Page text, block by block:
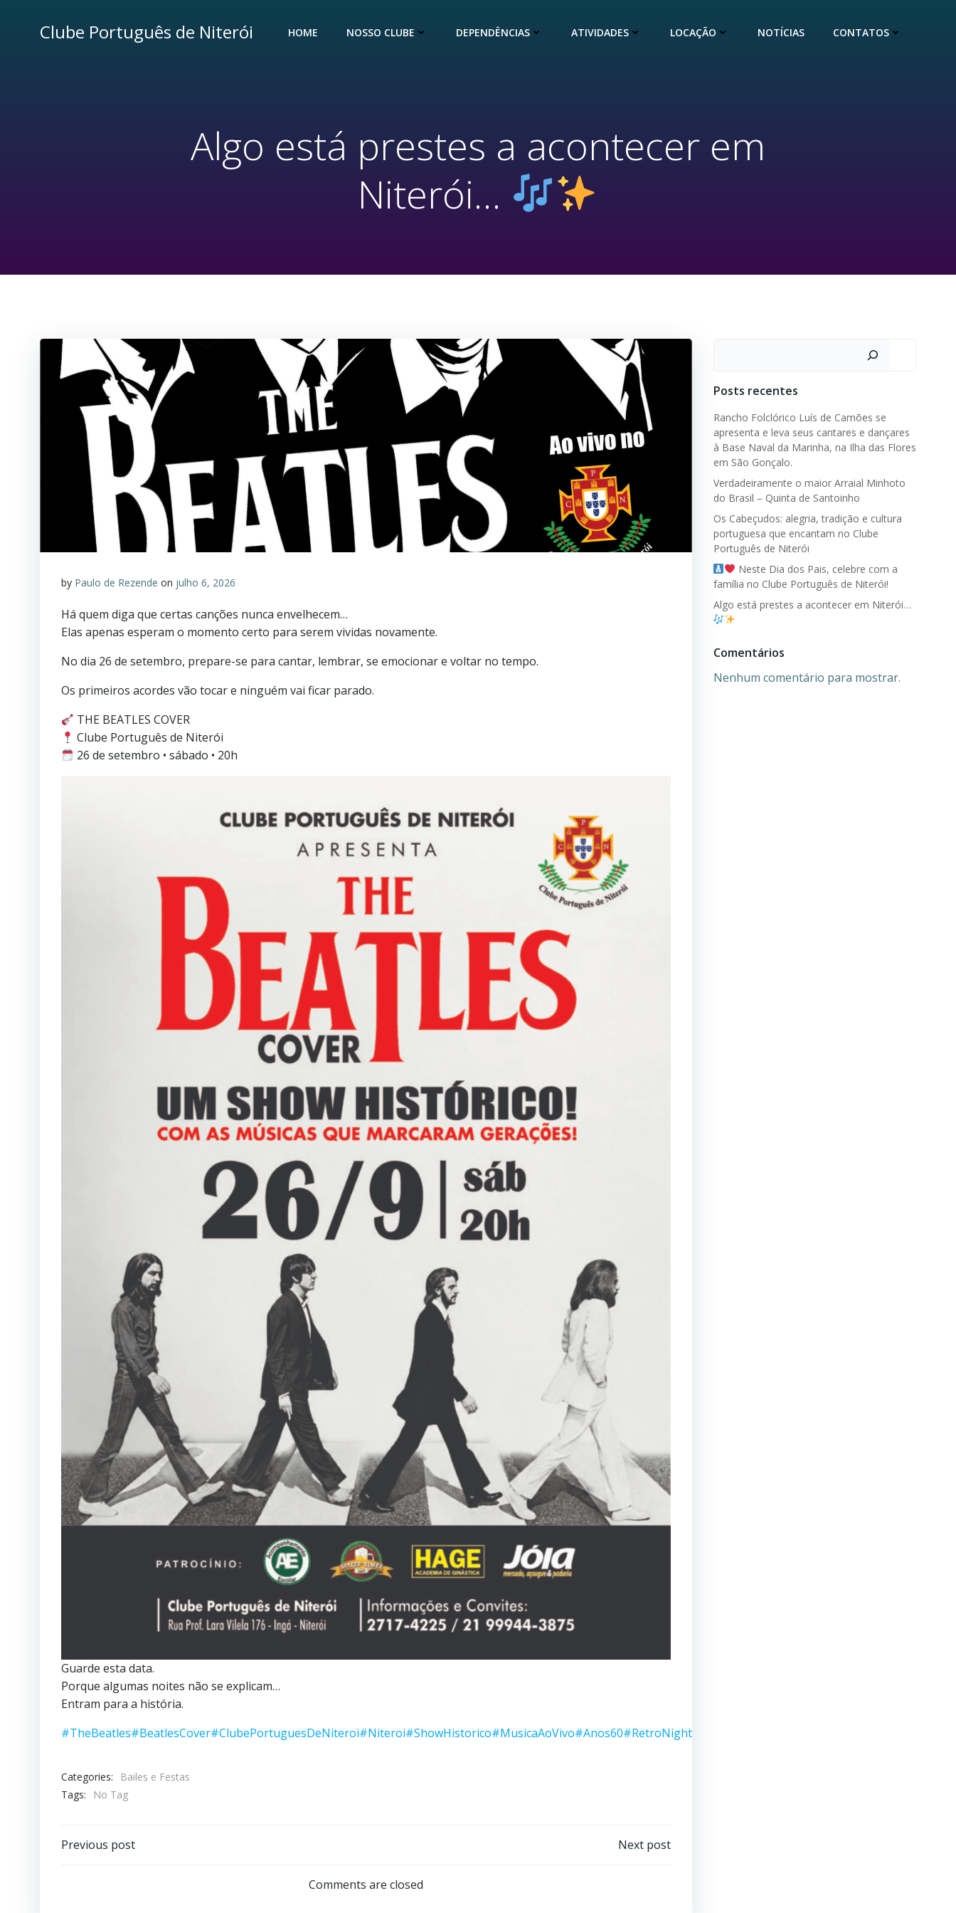
Clube Português de Niterói HOME NOSSO CLUBE DEPENDÊNCIAS ATIVIDADES LOCAÇÃO NOTÍCIAS CONTATOS
Algo está prestes a acontecer em
Niterói…
by Paulo de Rezende on julho 6, 2026
Há quem diga que certas canções nunca envelhecem…
Elas apenas esperam o momento certo para serem vividas novamente.
No dia 26 de setembro, prepare-se para cantar, lembrar, se emocionar e voltar no tempo.
Os primeiros acordes vão tocar e ninguém vai ficar parado.
THE BEATLES COVER
Clube Português de Niterói
26 de setembro • sábado • 20h
Guarde esta data.
Porque algumas noites não se explicam…
Entram para a história.
#TheBeatles#BeatlesCover#ClubePortuguesDeNiteroi#Niteroi#ShowHistorico#MusicaAoVivo#Anos60#RetroNight
Categories:
Bailes e Festas
Tags:
No Tag
Post
Previous post
navigation
Next post
Comments are closed
Posts recentes
Rancho Folclórico Luís de Camões se
apresenta e leva seus cantares e dançares
à Base Naval da Marinha, na Ilha das Flores
em São Gonçalo.
Verdadeiramente o maior Arraial Minhoto
do Brasil – Quinta de Santoinho
Os Cabeçudos: alegria, tradição e cultura
portuguesa que encantam no Clube
Português de Niterói
Neste Dia dos Pais, celebre com a
família no Clube Português de Niterói!
Algo está prestes a acontecer em Niterói…
Comentários
Nenhum comentário para mostrar.